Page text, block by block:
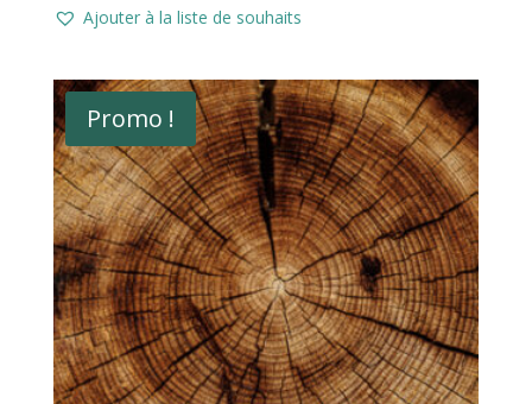
initial
12,00 €.
actuel
6,00 €.
Ajouter à la liste de souhaits
Promo !